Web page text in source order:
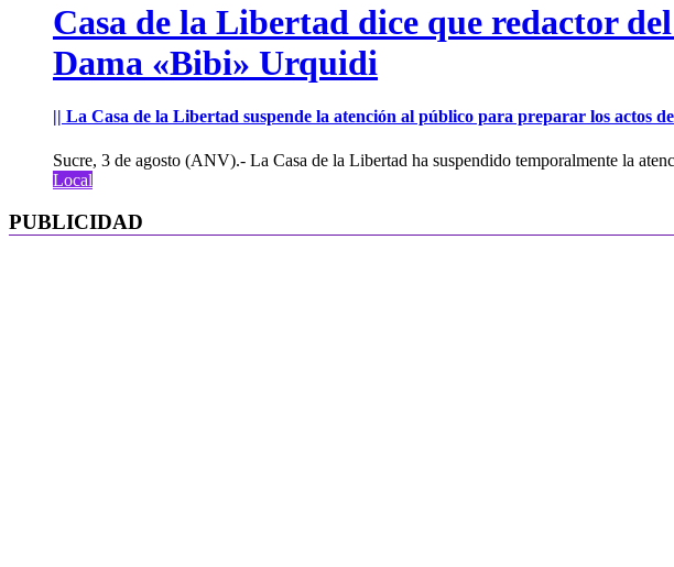
Casa de la Libertad dice que redactor
Dama «Bibi» Urquidi
|| La Casa de la Libertad suspende la atención al público para preparar los actos
Sucre, 3 de agosto (ANV).- La Casa de la Libertad ha suspendido temporalmente la
Local
PUBLICIDAD